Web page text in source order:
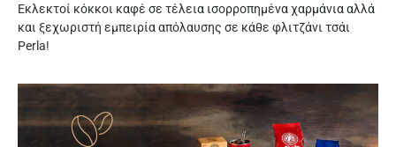
Εκλεκτοί κόκκοι καφέ σε τέλεια ισορροπημένα χαρμάνια αλλά
και ξεχωριστή εμπειρία απόλαυσης σε κάθε φλιτζάνι τσάι
Perla!